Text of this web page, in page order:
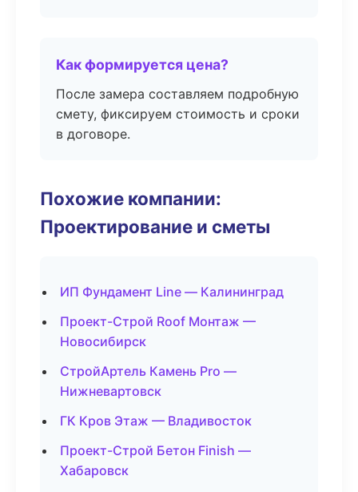
Как формируется цена?
После замера составляем подробную
смету, фиксируем стоимость и сроки
в договоре.
Похожие компании:
Проектирование и сметы
ИП Фундамент Line — Калининград
Проект-Строй Roof Монтаж —
Новосибирск
СтройАртель Камень Pro —
Нижневартовск
ГК Кров Этаж — Владивосток
Проект-Строй Бетон Finish —
Хабаровск